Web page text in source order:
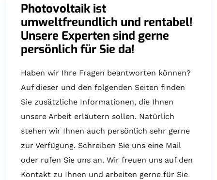
Photovoltaik ist
umweltfreundlich und rentabel!
Unsere Experten sind gerne
persönlich für Sie da!
Haben wir Ihre Fragen beantworten können?
Auf dieser und den folgenden Seiten finden
Sie zusätzliche Informationen, die Ihnen
unsere Arbeit erläutern sollen. Natürlich
stehen wir Ihnen auch persönlich sehr gerne
zur Verfügung. Schreiben Sie uns eine Mail
oder rufen Sie uns an. Wir freuen uns auf den
Kontakt zu Ihnen und arbeiten gerne für Sie